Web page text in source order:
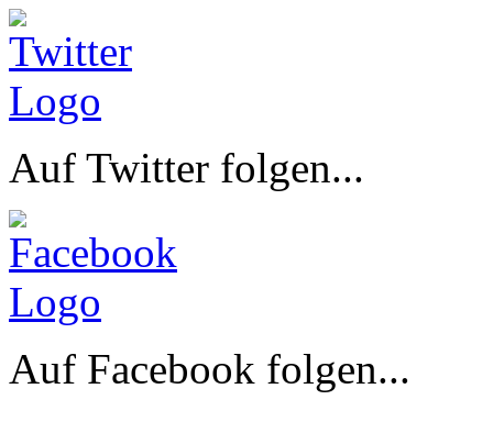
Auf Twitter folgen...
Auf Facebook folgen...